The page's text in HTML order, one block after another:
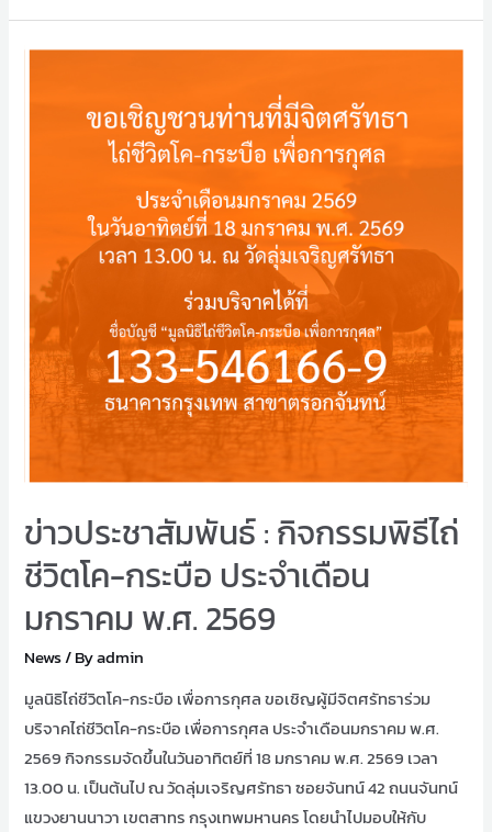
ข่าวประชาสัมพันธ์ : กิจกรรมพิธีไถ่
ชีวิตโค-กระบือ ประจำเดือน
มกราคม พ.ศ. 2569
News/ Byadmin
มูลนิธิไถ่ชีวิตโค-กระบือ เพื่อการกุศล ขอเชิญผู้มีจิตศรัทธาร่วม
บริจาคไถ่ชีวิตโค-กระบือ เพื่อการกุศล ประจำเดือนมกราคม พ.ศ.
2569 กิจกรรมจัดขึ้นในวันอาทิตย์ที่ 18 มกราคม พ.ศ. 2569 เวลา
13.00 น. เป็นต้นไป ณ วัดลุ่มเจริญศรัทธา ซอยจันทน์ 42 ถนนจันทน์
แขวงยานนาวา เขตสาทร กรุงเทพมหานคร โดยนำไปมอบให้กับ